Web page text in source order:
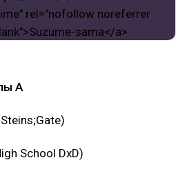
A
School DxD)